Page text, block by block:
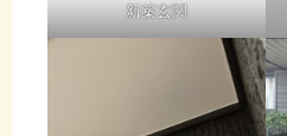
そ
新築玄関